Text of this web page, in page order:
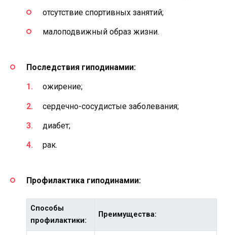
отсутствие спортивных занятий;
малоподвижный образ жизни.
Последствия гиподинамии:
ожирение;
сердечно-сосудистые заболевания;
диабет;
рак.
Профилактика гиподинамии:
Способы
профилактики:
Преимущества: